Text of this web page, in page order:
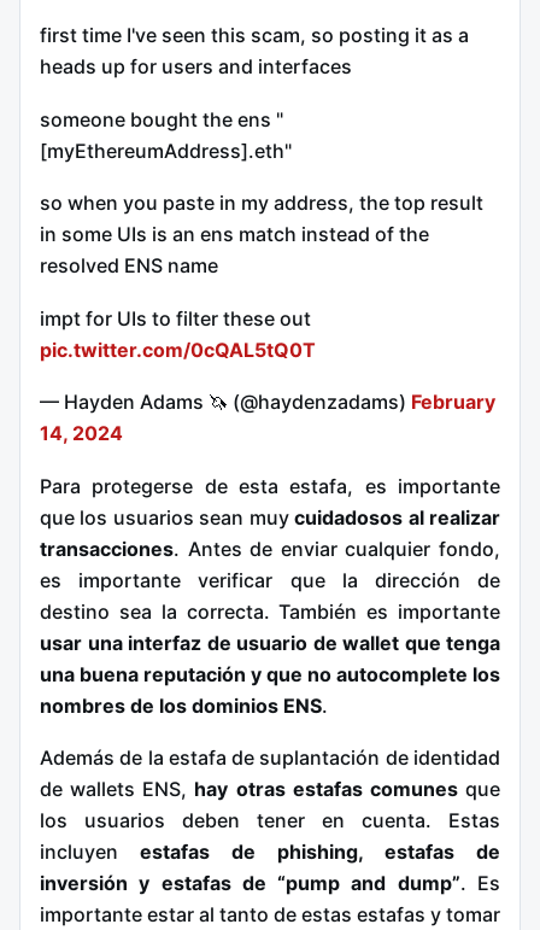
first time I've seen this scam, so posting it as a
heads up for users and interfaces
someone bought the ens "
[myEthereumAddress].eth"
so when you paste in my address, the top result
in some UIs is an ens match instead of the
resolved ENS name
impt for UIs to filter these out
pic.twitter.com/0cQAL5tQ0T
— Hayden Adams 🦄 (@haydenzadams) February
14, 2024
Para protegerse de esta estafa, es importante
que los usuarios sean muycuidadosos al realizar
transacciones. Antes de enviar cualquier fondo,
es importante verificar que la dirección de
destino sea la correcta. También es importante
usar una interfaz de usuario de wallet que tenga
una buena reputación y que no autocomplete los
nombres de los dominios ENS.
Además de la estafa de suplantación de identidad
de wallets ENS, hay otras estafas comunesque
los usuarios deben tener en cuenta. Estas
incluyen estafas de phishing, estafas de
inversión y estafas de “pump and dump”. Es
importante estar al tanto de estas estafas y tomar